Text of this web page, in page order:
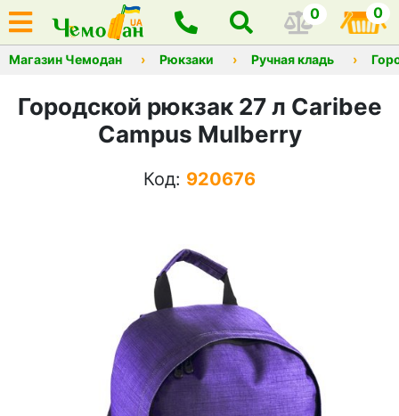
0 0
Магазин Чемодан Рюкзаки Ручная кладь
Городской рюкзак 27 л Caribee
Campus Mulberry
Код: 920676